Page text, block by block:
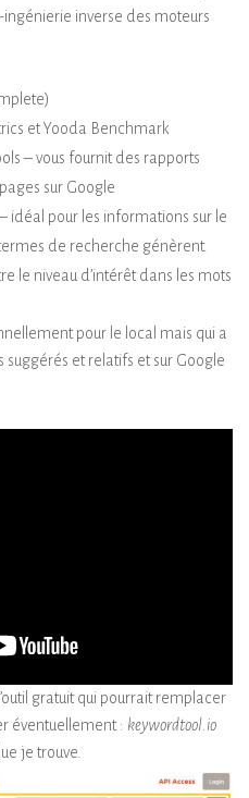
inverse des moteurs
et Yooda Benchmark
– vous fournit des rapports
sur Google
idéal pour les informations sur le
de recherche génèrent.
le niveau d’intérêt dans les mots
pour le local mais qui a
suggérés et relatifs et sur Google
gratuit qui pourrait remplacer
éventuellement : keywordtool.io
je trouve.